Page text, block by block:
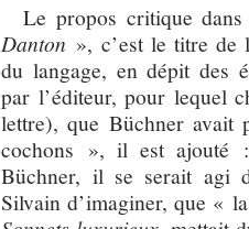
Le propos critique
Danton », c’est le titre de
du langage, en dépit des
par l’éditeur, pour lequel
lettre), que Büchner avait
cochons », il est ajouté
Büchner, il se serait agi
Silvain d’imaginer, que «